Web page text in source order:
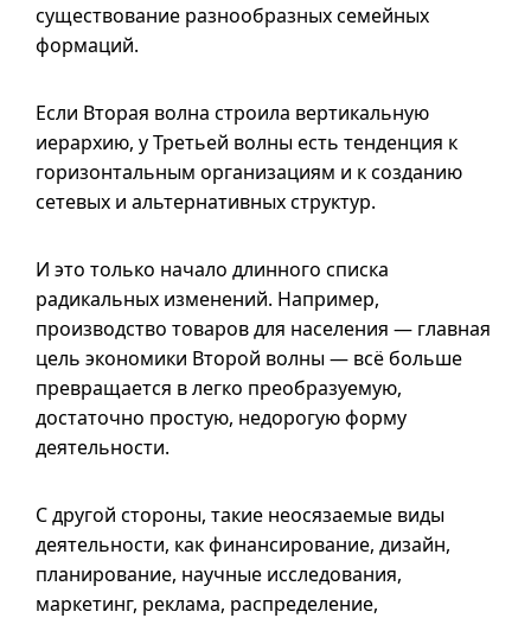
существование разнообразных семейных
формаций.
Если Вторая волна строила вертикальную
иерархию, у Третьей волны есть тенденция к
горизонтальным организациям и ксозданию
сетевых и альтернативных структур.
И это только начало длинного списка
радикальных изменений. Например,
производство товаров для населения — главная
цель экономики Второй волны — всё больше
превращается в легко преобразуемую,
достаточно простую, недорогую форму
деятельности.
С другой стороны, такие неосязаемые виды
деятельности, как финансирование, дизайн,
планирование, научные исследования,
маркетинг, реклама, распределение,